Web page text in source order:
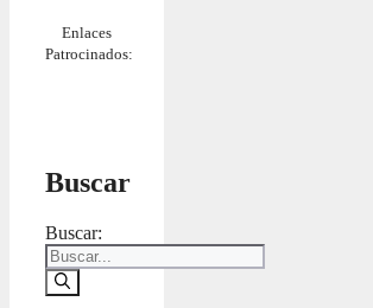
Enlaces
Patrocinados:
Buscar
Buscar: